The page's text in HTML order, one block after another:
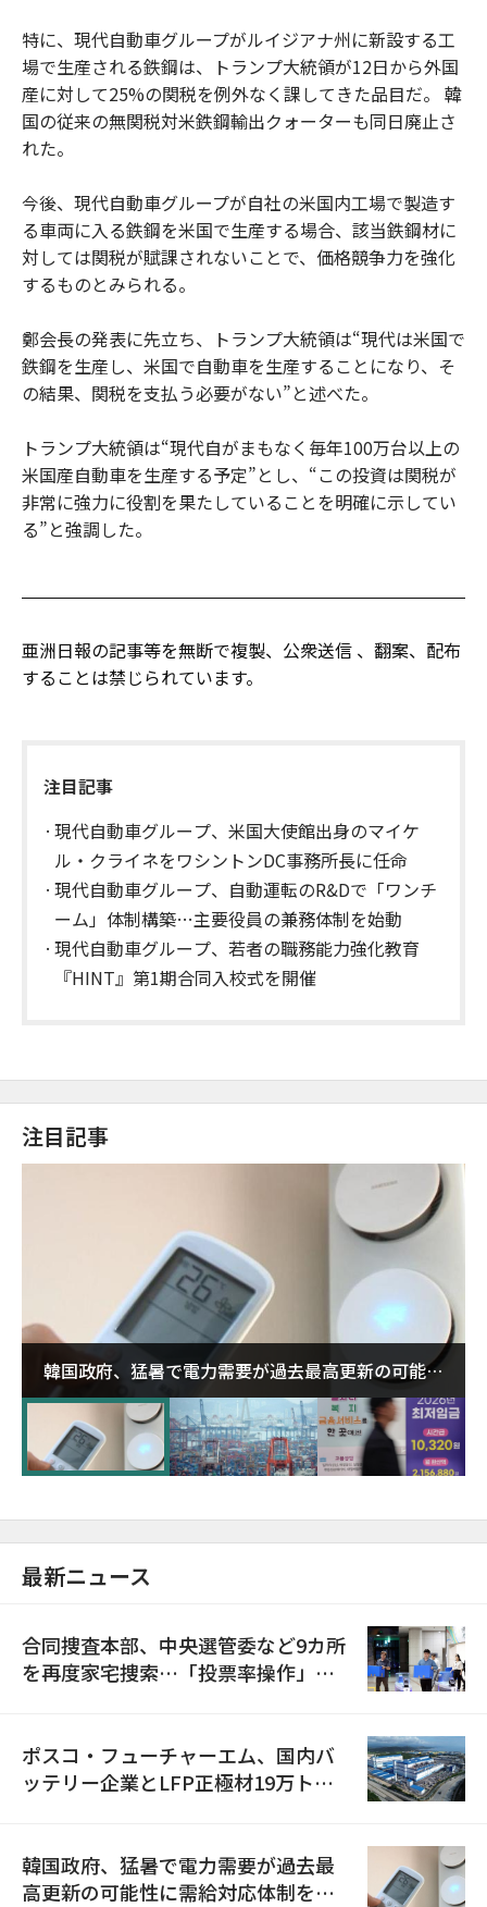
特に、現代自動車グループがルイジアナ州に新設する工
場で生産される鉄鋼は、トランプ大統領が12日から外国
産に対して25%の関税を例外なく課してきた品目だ。 韓
国の従来の無関税対米鉄鋼輸出クォーターも同日廃止さ
れた。
今後、現代自動車グループが自社の米国内工場で製造す
る車両に入る鉄鋼を米国で生産する場合、該当鉄鋼材に
対しては関税が賦課されないことで、価格競争力を強化
するものとみられる。
鄭会長の発表に先立ち、トランプ大統領は“現代は米国で
鉄鋼を生産し、米国で自動車を生産することになり、そ
の結果、関税を支払う必要がない”と述べた。
トランプ大統領は“現代自がまもなく毎年100万台以上の
米国産自動車を生産する予定”とし、“この投資は関税が
非常に強力に役割を果たしていることを明確に示してい
る”と強調した。
亜洲日報の記事等を無断で複製、公衆送信 、翻案、配布
することは禁じられています。
注目記事
現代自動車グループ、米国大使館出身のマイケ
ル・クライネをワシントンDC事務所長に任命
現代自動車グループ、自動運転のR&Dで「ワンチ
ーム」体制構築…主要役員の兼務体制を始動
現代自動車グループ、若者の職務能力強化教育
『HINT』第1期合同入校式を開催
注目記事
韓国政府、猛暑で電力需要が過去最高更新の可能性
に需給対応体制を点検
最新ニュース
合同捜査本部、中央選管委など9カ所
を再度家宅捜索…「投票率操作」の
ポスコ・フューチャーエム、国内バ
ッテリー企業とLFP正極材19万トン
韓国政府、猛暑で電力需要が過去最
高更新の可能性に需給対応体制を点